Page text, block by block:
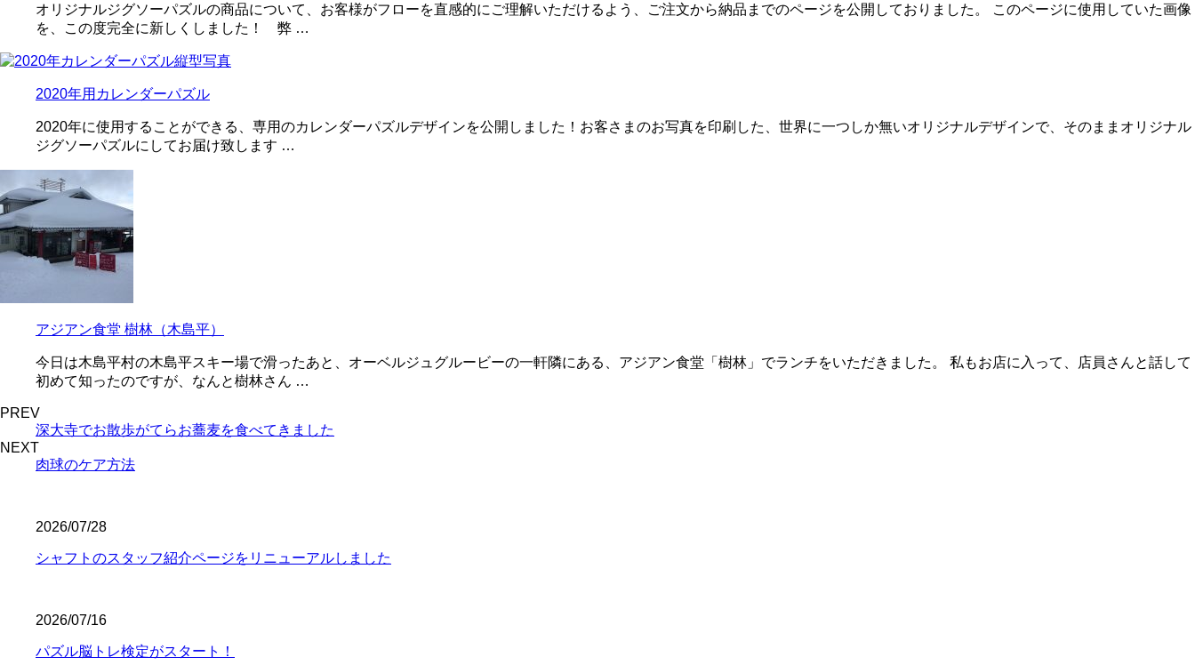
オリジナルジグソーパズルの商品について、お客様がフローを直感的にご理解いただけるよう、ご注文から納品までのページを公開しておりました。 このページに使用していた画像
を、この度完全に新しくしました！ 弊 …
2020年用カレンダーパズル
2020年に使用することができる、専用のカレンダーパズルデザインを公開しました！お客さまのお写真を印刷した、世界に一つしか無いオリジナルデザインで、そのままオリジナル
ジグソーパズルにしてお届け致します …
アジアン食堂 樹林（木島平）
今日は木島平村の木島平スキー場で滑ったあと、オーベルジュグルービーの一軒隣にある、アジアン食堂「樹林」でランチをいただきました。 私もお店に入って、店員さんと話して
初めて知ったのですが、なんと樹林さん …
PREV
深大寺でお散歩がてらお蕎麦を食べてきました
NEXT
肉球のケア方法
2026/07/28
シャフトのスタッフ紹介ページをリニューアルしました
2026/07/16
パズル脳トレ検定がスタート！